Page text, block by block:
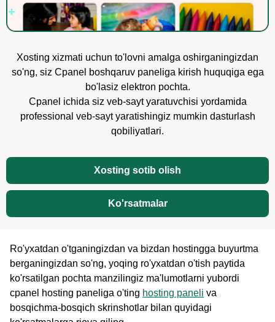
Xosting xizmati uchun to'lovni amalga oshirganingizdan
so'ng, siz Cpanel boshqaruv paneliga kirish huquqiga ega
bo'lasiz elektron pochta.
Cpanel ichida siz veb-sayt yaratuvchisi yordamida
professional veb-sayt yaratishingiz mumkin dasturlash
qobiliyatlari.
Xosting sotib olish
Ko'rsatmalar
Ro'yxatdan o'tganingizdan va bizdan hostingga buyurtma
berganingizdan so'ng, yoqing ro'yxatdan o'tish paytida
ko'rsatilgan pochta manzilingiz ma'lumotlarni yubordi
cpanel hosting paneliga o'ting hosting paneli va
bosqichma-bosqich skrinshotlar bilan quyidagi